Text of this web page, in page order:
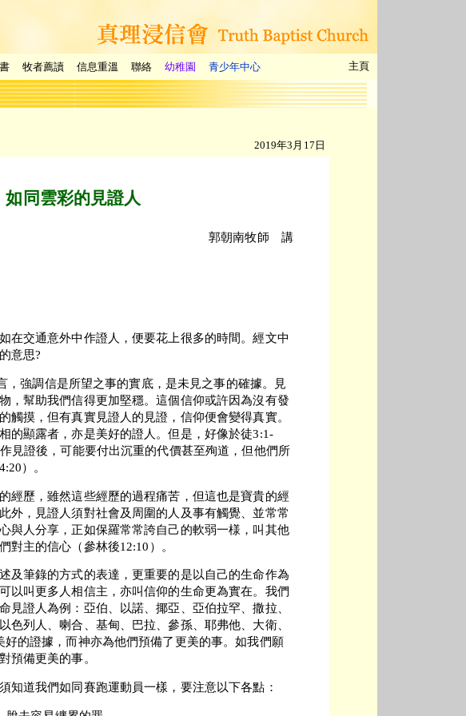
牧者薦讀 信息重溫 聯絡 幼稚園 青少年中心 主頁
2019年3月17日
如同雲彩的見證人
郭朝南牧師 講
在交通意外中作證人，便要花上很多的時間。經文中
意思?
，強調信是所望之事的實底，是未見之事的確據。見
，幫助我們信得更加堅穩。這個信仰或許因為沒有發
觸摸，但有真實見證人的見證，信仰便會變得真實。
的顯露者，亦是美好的證人。但是，好像於徒3:1-
見證後，可能要付出沉重的代價甚至殉道，但他們所
）。
經歷，雖然這些經歷的過程痛苦，但這也是寶貴的經
外，見證人須對社會及周圍的人及事有觸覺、並常常
與人分享，正如保羅常常誇自己的軟弱一様，叫其他
對主的信心（參林後12:10）。
及筆錄的方式的表達，更重要的是以自己的生命作為
以叫更多人相信主，亦叫信仰的生命更為實在。我們
見證人為例：亞伯、以諾、揶亞、亞伯拉罕、撒拉、
色列人、喇合、基甸、巴拉、參孫、耶弗他、大衛、
的證據，而神亦為他們預備了更美的事。如我們願
預備更美的事。
知道我們如同賽跑運動員一樣，要注意以下各點：